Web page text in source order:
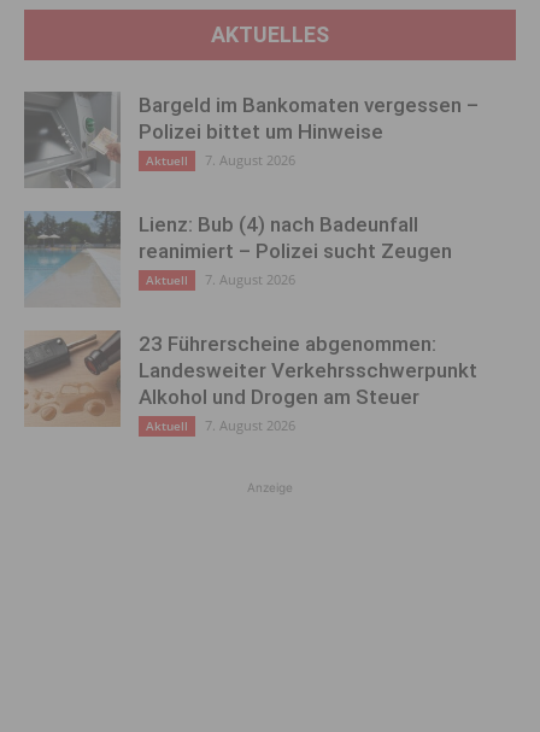
AKTUELLES
Bargeld im Bankomaten vergessen –
Polizei bittet um Hinweise
Aktuell 7. August 2026
Lienz: Bub (4) nach Badeunfall
reanimiert – Polizei sucht Zeugen
Aktuell 7. August 2026
23 Führerscheine abgenommen:
Landesweiter Verkehrsschwerpunkt
Alkohol und Drogen am Steuer
Aktuell 7. August 2026
Anzeige